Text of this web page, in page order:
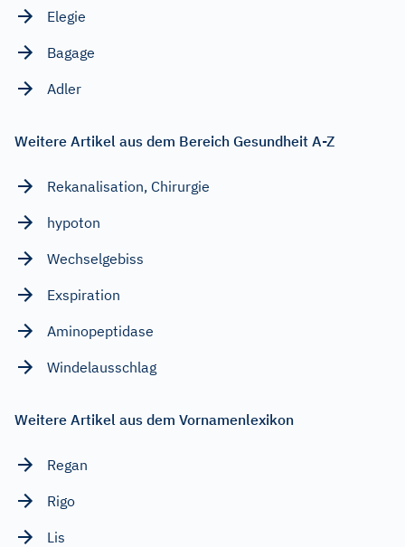
Elegie
Bagage
Adler
Weitere Artikel aus dem Bereich Gesundheit A-Z
Rekanalisation, Chirurgie
hypoton
Wechselgebiss
Exspiration
Aminopeptidase
Windelausschlag
Weitere Artikel aus dem Vornamenlexikon
Regan
Rigo
Lis